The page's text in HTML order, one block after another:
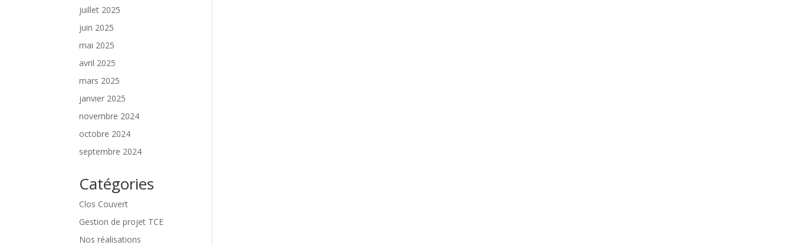
juillet 2025
juin 2025
mai 2025
avril 2025
mars 2025
janvier 2025
novembre 2024
octobre 2024
septembre 2024
Catégories
Clos Couvert
Gestion de projet TCE
Nos réalisations